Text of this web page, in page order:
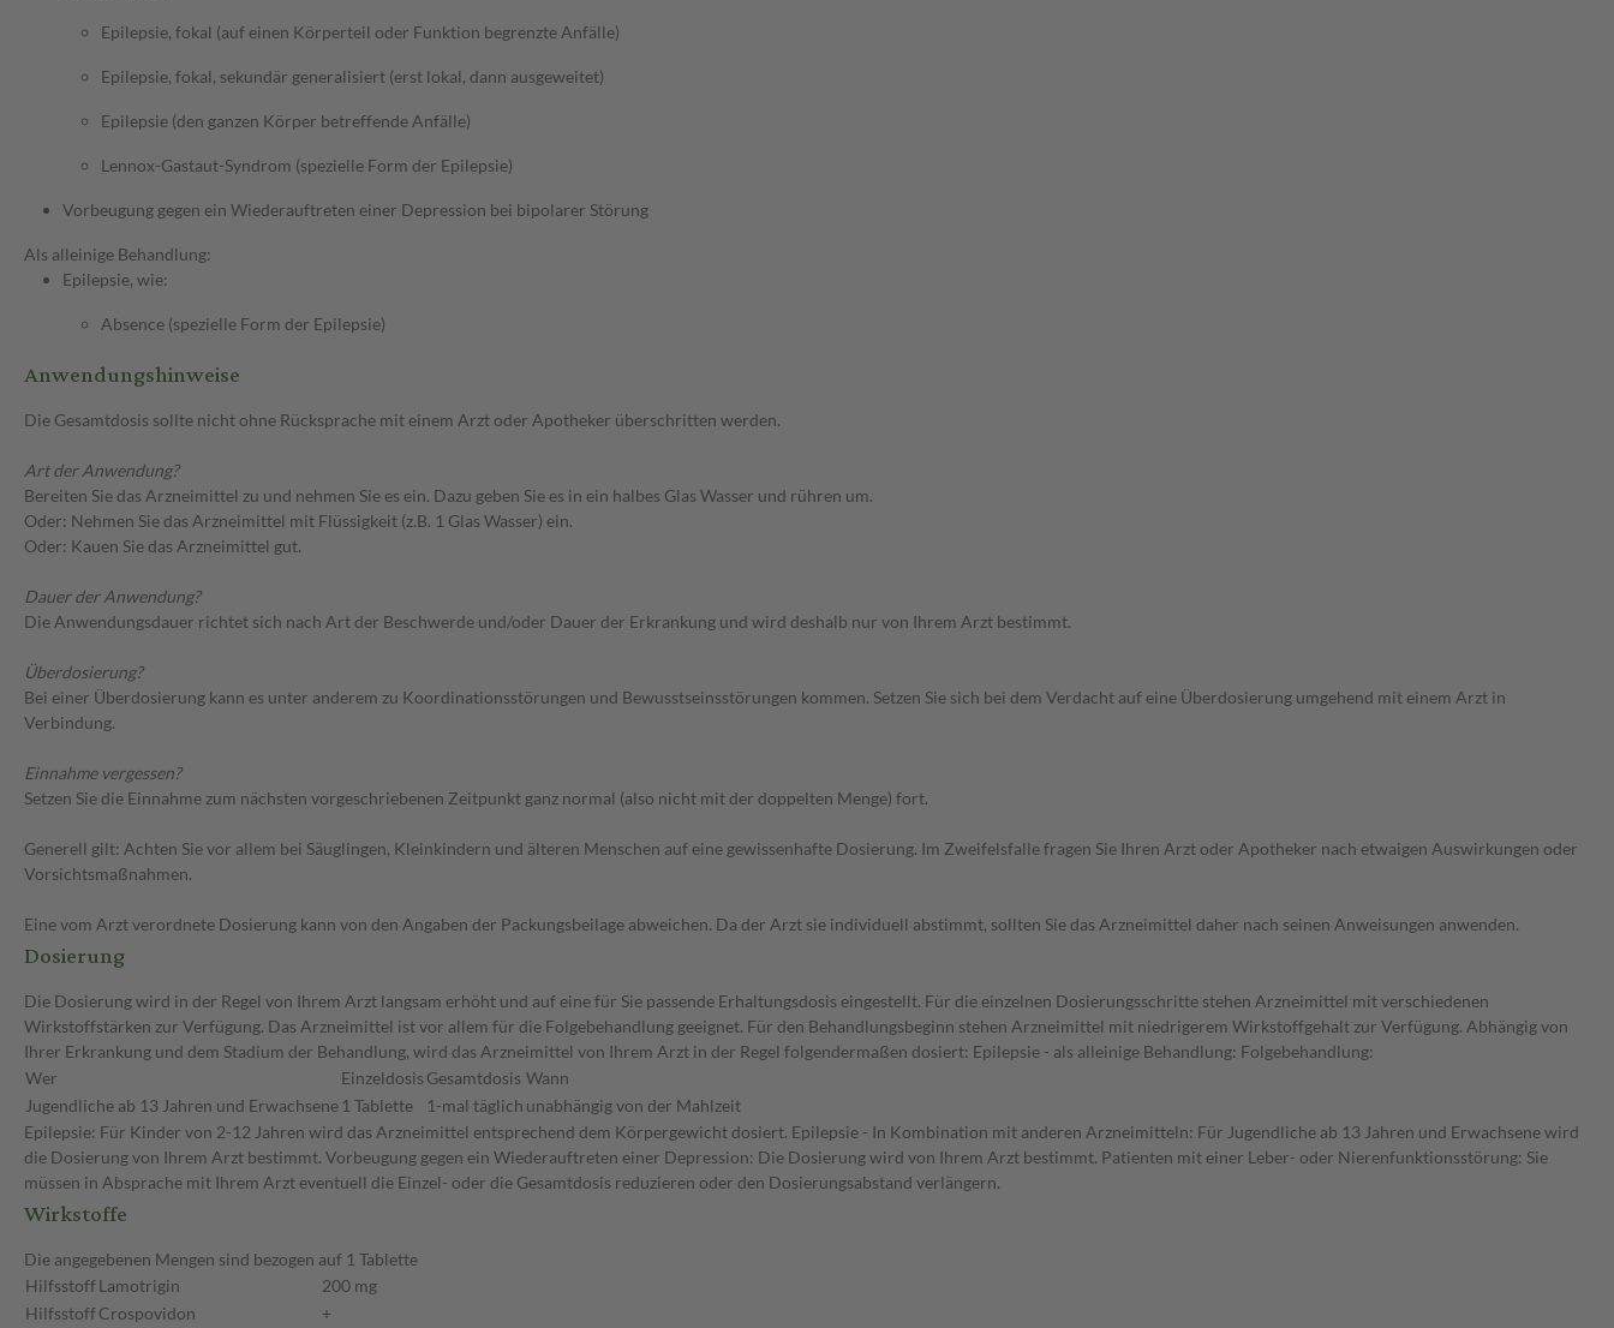
Epilepsie, fokal (auf einen Körperteil oder Funktion begrenzte Anfälle)
Epilepsie, fokal, sekundär generalisiert (erst lokal, dann ausgeweitet)
Epilepsie (den ganzen Körper betreffende Anfälle)
Lennox-Gastaut-Syndrom (spezielle Form der Epilepsie)
Vorbeugung gegen ein Wiederauftreten einer Depression bei bipolarer Störung
Als alleinige Behandlung:
Epilepsie, wie:
Absence (spezielle Form der Epilepsie)
Anwendungshinweise
Die Gesamtdosis sollte nicht ohne Rücksprache mit einem Arzt oder Apotheker überschritten werden.
Art der Anwendung?
Bereiten Sie das Arzneimittel zu und nehmen Sie es ein. Dazu geben Sie es in ein halbes Glas Wasser und rühren um.
Oder: Nehmen Sie das Arzneimittel mit Flüssigkeit (z.B. 1 Glas Wasser) ein.
Oder: Kauen Sie das Arzneimittel gut.
Dauer der Anwendung?
Die Anwendungsdauer richtet sich nach Art der Beschwerde und/oder Dauer der Erkrankung und wird deshalb nur von Ihrem Arzt bestimmt.
Überdosierung?
Bei einer Überdosierung kann es unter anderem zu Koordinationsstörungen und Bewusstseinsstörungen kommen. Setzen Sie sich bei dem Verdacht auf eine Überdosierung umgehend mit einem Arzt in
Verbindung.
Einnahme vergessen?
Setzen Sie die Einnahme zum nächsten vorgeschriebenen Zeitpunkt ganz normal (also nicht mit der doppelten Menge) fort.
Generell gilt: Achten Sie vor allem bei Säuglingen, Kleinkindern und älteren Menschen auf eine gewissenhafte Dosierung. Im Zweifelsfalle fragen Sie Ihren Arzt oder Apotheker nach etwaigen Auswirkungen oder
Vorsichtsmaßnahmen.
Eine vom Arzt verordnete Dosierung kann von den Angaben der Packungsbeilage abweichen. Da der Arzt sie individuell abstimmt, sollten Sie das Arzneimittel daher nach seinen Anweisungen anwenden.
Dosierung
Die Dosierung wird in der Regel von Ihrem Arzt langsam erhöht und auf eine für Sie passende Erhaltungsdosis eingestellt. Für die einzelnen Dosierungsschritte stehen Arzneimittel mit verschiedenen
Wirkstoffstärken zur Verfügung. Das Arzneimittel ist vor allem für die Folgebehandlung geeignet. Für den Behandlungsbeginn stehen Arzneimittel mit niedrigerem Wirkstoffgehalt zur Verfügung. Abhängig von
Ihrer Erkrankung und dem Stadium der Behandlung, wird das Arzneimittel von Ihrem Arzt in der Regel folgendermaßen dosiert: Epilepsie - als alleinige Behandlung: Folgebehandlung:
Wer
Einzeldosis Gesamtdosis Wann
Jugendliche ab 13 Jahren und Erwachsene 1 Tablette 1-mal täglich unabhängig von der Mahlzeit
Epilepsie: Für Kinder von 2-12 Jahren wird das Arzneimittel entsprechend dem Körpergewicht dosiert. Epilepsie - In Kombination mit anderen Arzneimitteln: Für Jugendliche ab 13 Jahren und Erwachsene wird
die Dosierung von Ihrem Arzt bestimmt. Vorbeugung gegen ein Wiederauftreten einer Depression: Die Dosierung wird von Ihrem Arzt bestimmt. Patienten mit einer Leber- oder Nierenfunktionsstörung: Sie
müssen in Absprache mit Ihrem Arzt eventuell die Einzel- oder die Gesamtdosis reduzieren oder den Dosierungsabstand verlängern.
Wirkstoffe
Die angegebenen Mengen sind bezogen auf 1 Tablette
HilfsstoffLamotrigin
200 mg
HilfsstoffCrospovidon +